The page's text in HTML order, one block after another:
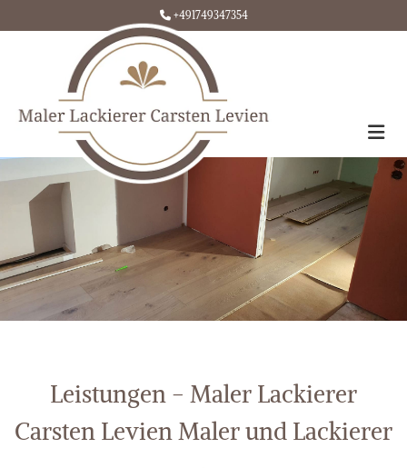
 +491749347354
Leistungen - Maler Lackierer
Carsten Levien Maler und Lackierer